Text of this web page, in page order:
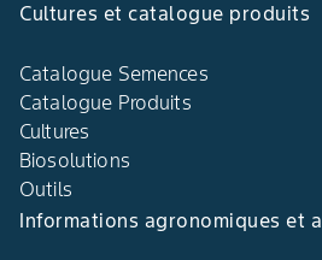
Cultures et catalogue produits
Catalogue Semences
Catalogue Produits
Cultures
Biosolutions
Outils
Informations agronomiques et